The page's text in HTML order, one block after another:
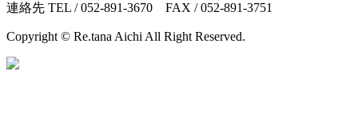
連絡先 TEL / 052-891-3670 FAX / 052-891-3751
Copyright © Re.tana Aichi All Right Reserved.